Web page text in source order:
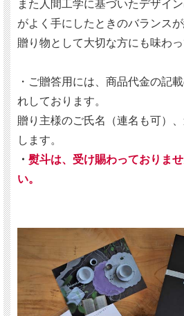
また人間工学に基づいたデザイ
がよく手にしたときのバランスが
贈り物として大切な方にも味わっ
・ご贈答用には、商品代金の記
れしております。
贈り主様のご氏名（連名も可）
します。
・ 熨斗は、受け賜わっておりま
い。